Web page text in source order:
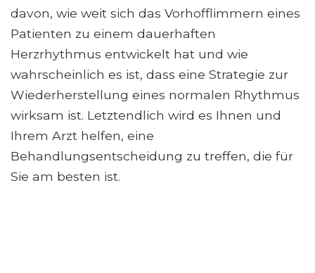
davon, wie weit sich das Vorhofflimmern eines
Patienten zu einem dauerhaften
Herzrhythmus entwickelt hat und wie
wahrscheinlich es ist, dass eine Strategie zur
Wiederherstellung eines normalen Rhythmus
wirksam ist. Letztendlich wird es Ihnen und
Ihrem Arzt helfen, eine
Behandlungsentscheidung zu treffen, die für
Sie am besten ist.